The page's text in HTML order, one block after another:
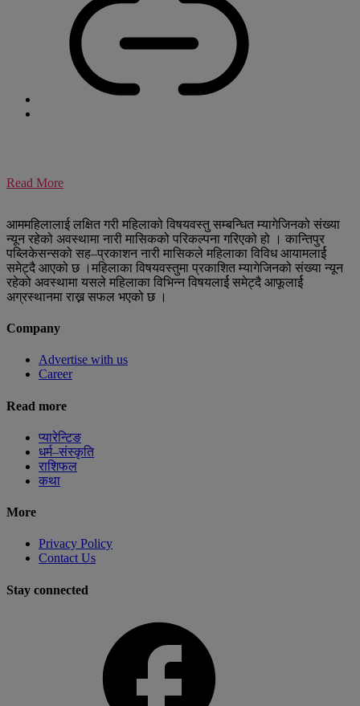
Read More
आममहिलालाई लक्षित गरी महिलाको विषयवस्तु सम्बन्धित म्यागेजिनको संख्या
न्यून रहेको अवस्थामा नारी मासिकको परिकल्पना गरिएको हो । कान्तिपुर
पब्लिकेसन्सको सह–प्रकाशन नारी मासिकले महिलाका विविध आयामलार्ई
समेट्दै आएको छ ।महिलाका विषयवस्तुमा प्रकाशित म्यागेजिनको संख्या न्यून
रहेको अवस्थामा यसले महिलाका विभिन्न विषयलार्ई समेट्दै आफूलार्ई
अग्रस्थानमा राख्न सफल भएको छ ।
Company
Advertise with us
Career
Read more
प्यारेन्टिङ
धर्म–संस्कृति
राशिफल
कथा
More
Privacy Policy
Contact Us
Stay connected